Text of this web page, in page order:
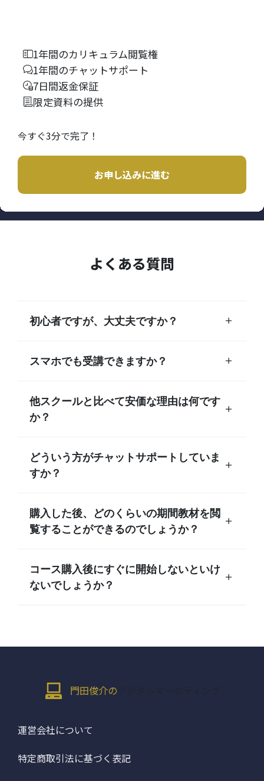
1年間のカリキュラム閲覧権
1年間のチャットサポート
7日間返金保証
限定資料の提供
今すぐ3分で完了！
お申し込みに進む
よくある質問
初心者ですが、大丈夫ですか？
スマホでも受講できますか？
他スクールと比べて安価な理由は何です
か？
どういう方がチャットサポートしていま
すか？
購入した後、どのくらいの期間教材を閲
覧することができるのでしょうか？
コース購入後にすぐに開始しないといけ
ないでしょうか？
門田俊介の デジタルマーケティング
運営会社について
特定商取引法に基づく表記